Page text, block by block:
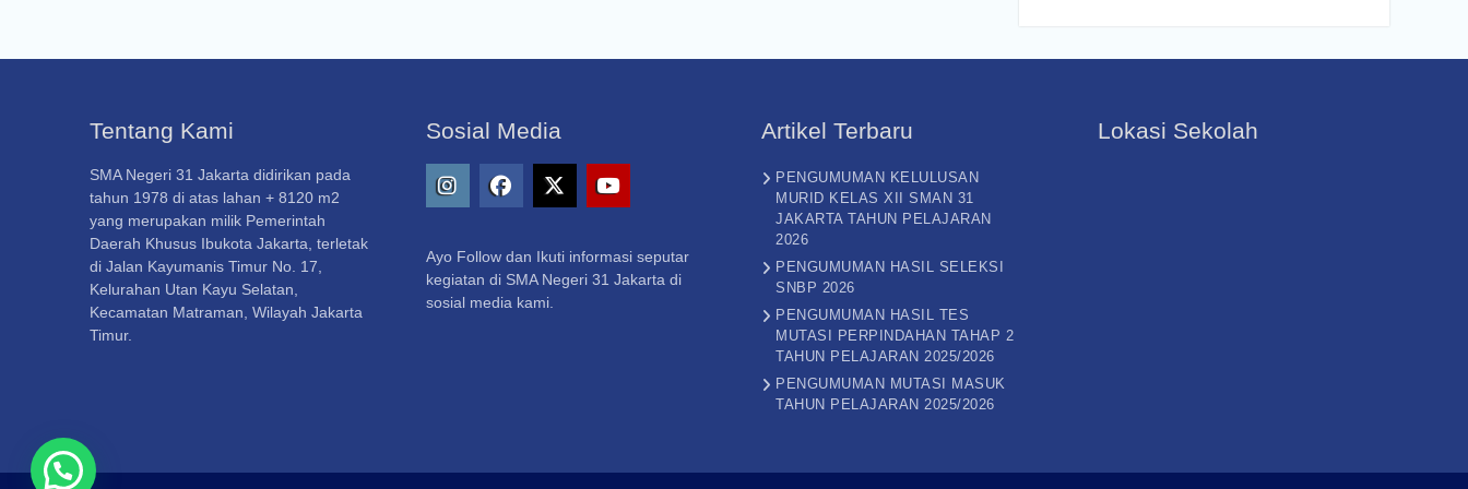
Tentang Kami
SMA Negeri 31 Jakarta didirikan pada
tahun 1978 di atas lahan + 8120 m2
yang merupakan milik Pemerintah
Daerah Khusus Ibukota Jakarta, terletak
di Jalan Kayumanis Timur No. 17,
Kelurahan Utan Kayu Selatan,
Kecamatan Matraman, Wilayah Jakarta
Timur.
Sosial Media
Twitter
Ayo Follow dan Ikuti informasi seputar
kegiatan di SMA Negeri 31 Jakarta di
sosial media kami.
Artikel Terbaru
PENGUMUMAN KELULUSAN
MURID KELAS XII SMAN 31
JAKARTA TAHUN PELAJARAN
2026
PENGUMUMAN HASIL SELEKSI
SNBP 2026
PENGUMUMAN HASIL TES
MUTASI PERPINDAHAN TAHAP 2
TAHUN PELAJARAN 2025/2026
PENGUMUMAN MUTASI MASUK
TAHUN PELAJARAN 2025/2026
Lokasi Sekolah